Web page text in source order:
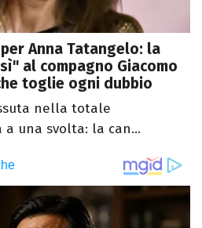
Anna Tatangelo: la
al compagno Giacomo
toglie ogni dubbio
nella totale
a una svolta: la can...